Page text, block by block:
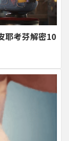
耶考芬解密10